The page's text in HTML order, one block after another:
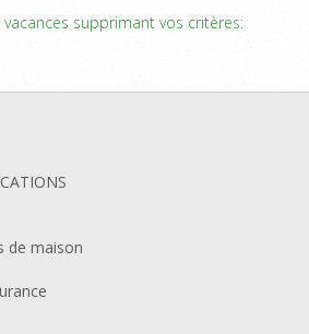
supprimant vos critères:
de maison